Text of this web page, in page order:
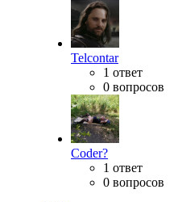
Telcontar
1 ответ
0 вопросов
Coder?
1 ответ
0 вопросов